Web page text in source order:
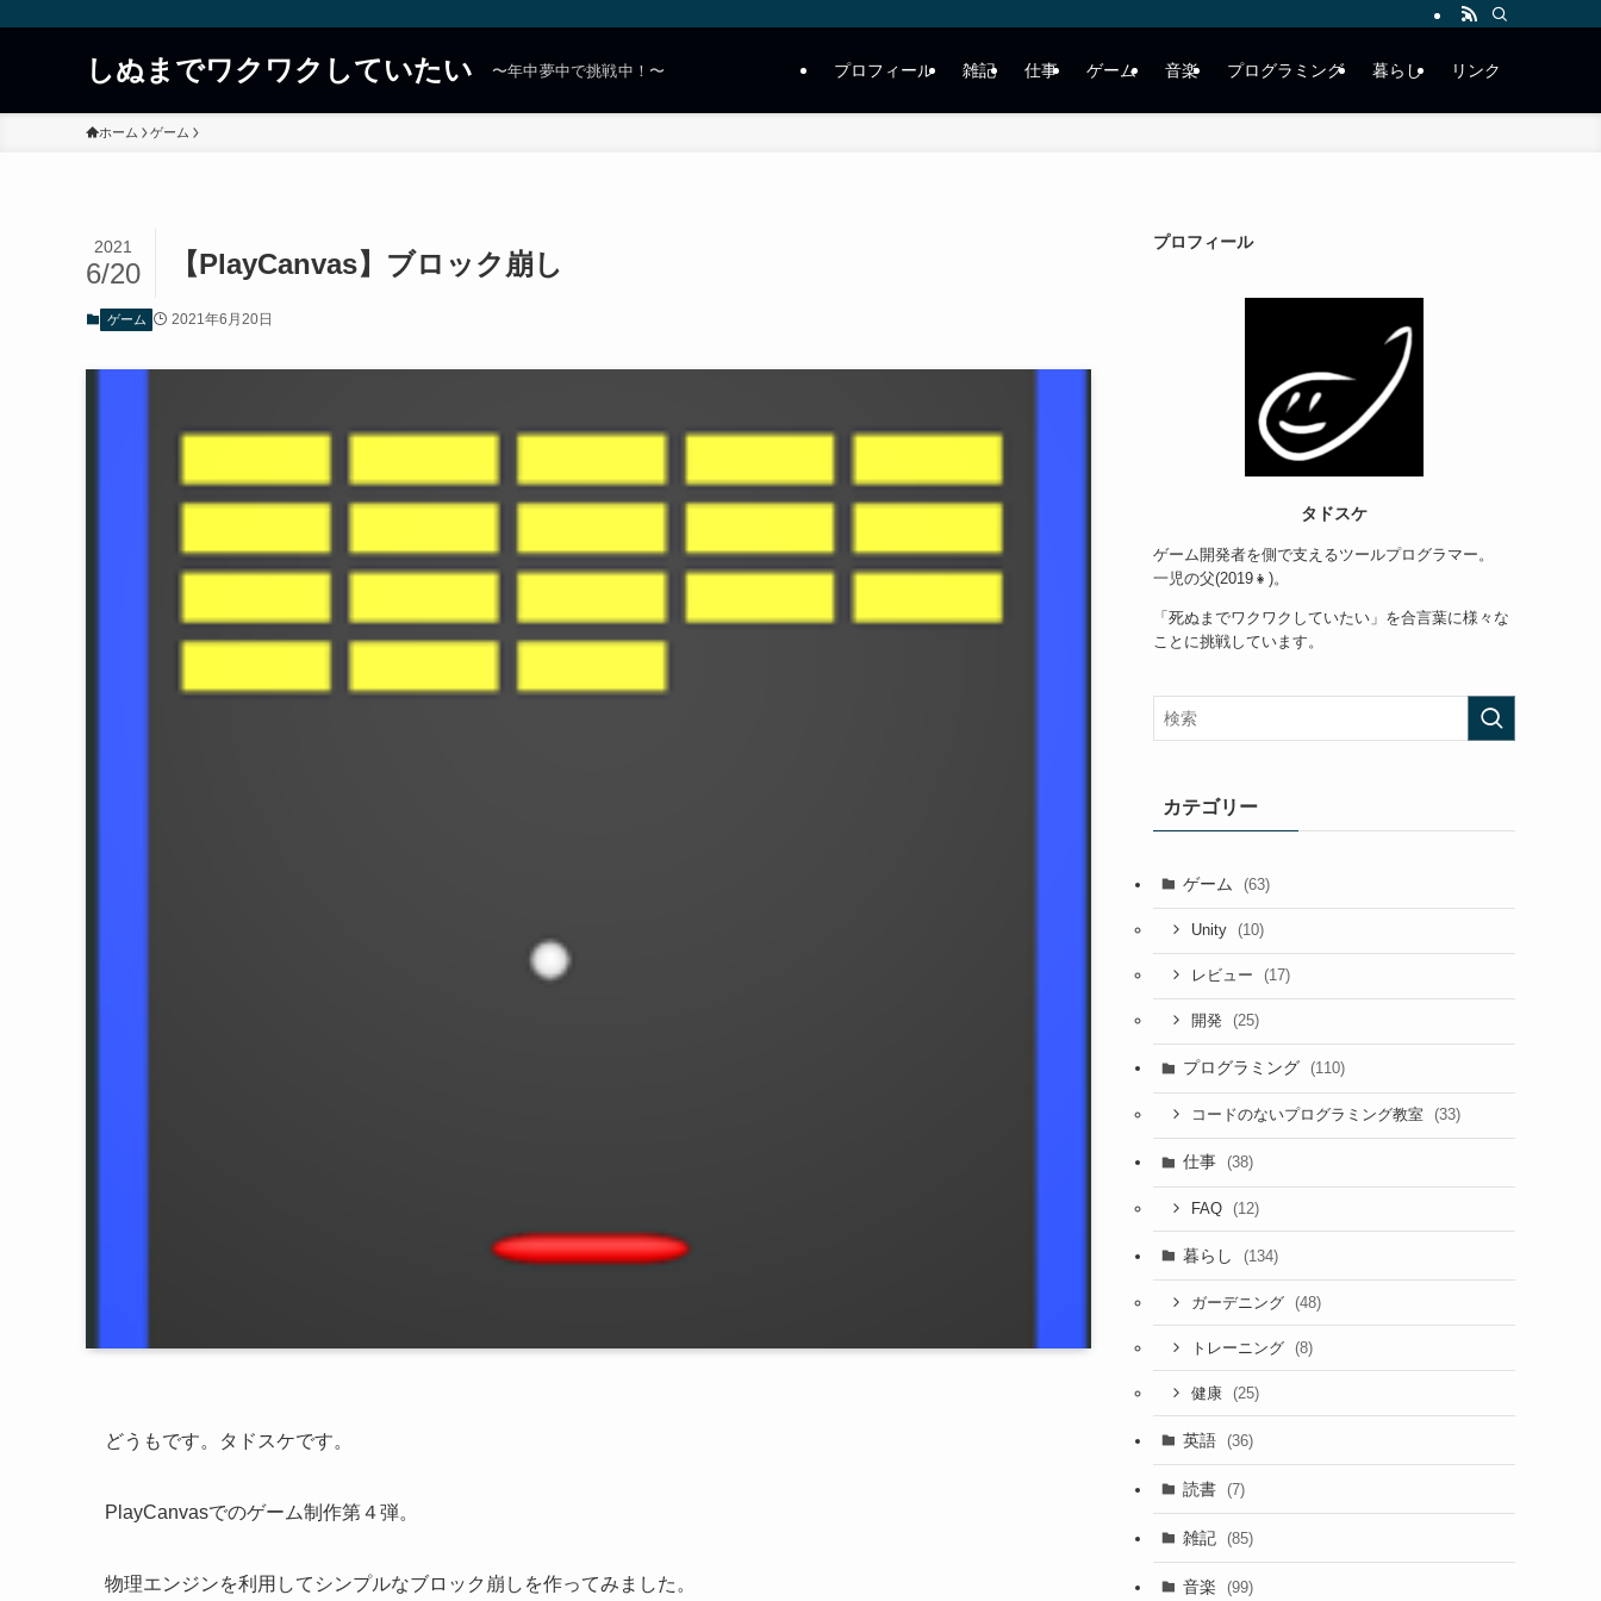
しぬまでワクワクしていたい 〜年中夢中で挑戦中！〜 プロフィール 雑記 仕事 ゲーム 音楽 プログラミング 暮らし リンク
ホーム ゲーム
【PlayCanvas】ブロック崩し
2021
6/20
ゲーム 2021年6月20日
どうもです。タドスケです。
PlayCanvasでのゲーム制作第４弾。
物理エンジンを利用してシンプルなブロック崩しを作ってみました。
プロフィール
タドスケ
ゲーム開発者を側で支えるツールプログラマー。
一児の父(2019👧)。
「死ぬまでワクワクしていたい」を合言葉に様々な
ことに挑戦しています。
カテゴリー
ゲーム (63)
Unity (10)
レビュー (17)
開発 (25)
プログラミング (110)
コードのないプログラミング教室 (33)
仕事 (38)
FAQ (12)
暮らし (134)
ガーデニング (48)
トレーニング (8)
健康 (25)
英語 (36)
読書 (7)
雑記 (85)
音楽 (99)